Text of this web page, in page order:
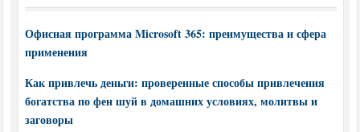
Офисная программа Microsoft 365: преимущества и сфера
применения
Как привлечь деньги: проверенные способы привлечения
богатства по фен шуй в домашних условиях, молитвы и
заговоры